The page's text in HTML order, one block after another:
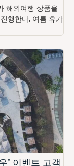
해외여행 상품을
행한다. 여름 휴가
’ 이벤트 고객